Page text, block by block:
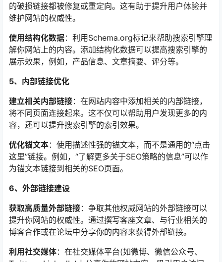
的破损链接都被修复或重定向。这有助于提升用户体验并
维护网站的权威性。
使用结构化数据：利用Schema.org标记来帮助搜索引擎理
解你网站上的内容。添加结构化数据可以提高搜索引擎的
展示效果，例如，产品信息、文章摘要、评分等。
5、内部链接优化
建立相关内部链接：在网站内容中添加相关的内部链接，
将不同页面连接起来。这不仅可以帮助用户发现更多的内
容，还可以提升搜索引擎的索引效果。
优化锚文本：使用描述性强的锚文本，而不是通用的“点击
这里”链接。例如，“了解更多关于SEO策略的信息”可以作
为锚文本链接到相关的SEO页面。
6、外部链接建设
获取高质量外部链接：争取其他权威网站的外部链接可以
提升你网站的权威性。通过撰写客座文章、与行业相关的
博客合作或在论坛中分享你的内容来获得外部链接。
利用社交媒体：在社交媒体平台(如微博、微信公众号、